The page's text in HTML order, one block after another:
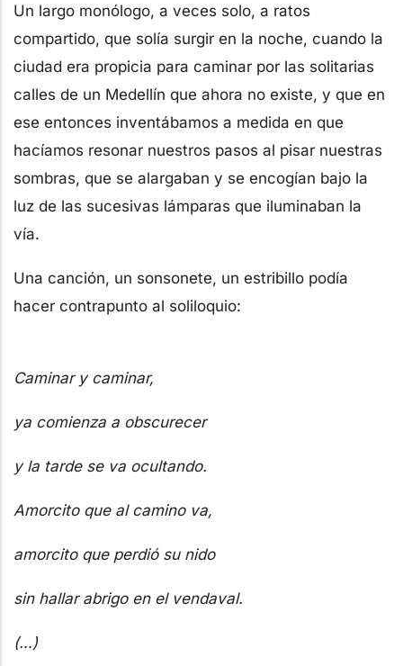
Un largo monólogo, a veces solo, a ratos
compartido, que solía surgir en la noche, cuando la
ciudad era propicia para caminar por las solitarias
calles de un Medellín que ahora no existe, y que en
ese entonces inventábamos a medida en que
hacíamos resonar nuestros pasos al pisar nuestras
sombras, que se alargaban y se encogían bajo la
luz de las sucesivas lámparas que iluminaban la
vía.
Una canción, un sonsonete, un estribillo podía
hacer contrapunto al soliloquio:
Caminar y caminar,
ya comienza a obscurecer
y la tarde se va ocultando.
Amorcito que al camino va,
amorcito que perdió su nido
sin hallar abrigo en el vendaval.
(…)